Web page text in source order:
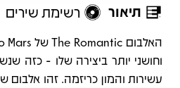
תיאור רשימת שירים
וחושני יותר ביצירה שלו - כזה